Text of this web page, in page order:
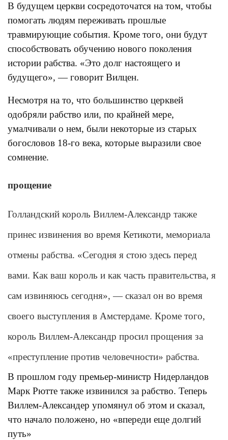
В будущем церкви сосредоточатся на том, чтобы
помогать людям переживать прошлые
травмирующие события. Кроме того, они будут
способствовать обучению нового поколения
истории рабства. «Это долг настоящего и
будущего», — говорит Вилцен.
Несмотря на то, что большинство церквей
одобряли рабство или, по крайней мере,
умалчивали о нем, были некоторые из старых
богословов 18-го века, которые выразили свое
сомнение.
прощение
Голландский король Виллем-Александр также
принес извинения во время Кетикоти, мемориала
отмены рабства. «Сегодня я стою здесь перед
вами. Как ваш король и как часть правительства, я
сам извиняюсь сегодня», — сказал он во время
своего выступления в Амстердаме. Кроме того,
король Виллем-Александр просил прощения за
«преступление против человечности» рабства.
В прошлом году премьер-министр Нидерландов
Марк Рютте также извинился за рабство. Теперь
Виллем-Александер упомянул об этом и сказал,
что начало положено, но «впереди еще долгий
путь»